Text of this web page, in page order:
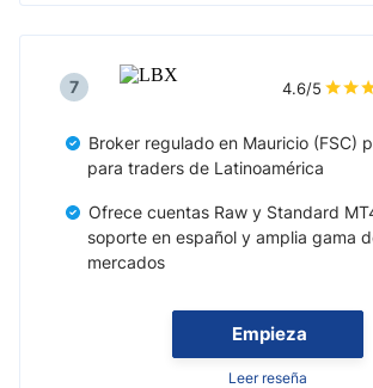
Empieza
Leer reseña
7 4.6/5
Broker regulado en Mauricio (FSC)
para traders de Latinoamérica
Ofrece cuentas Raw y Standard
soporte en español y amplia gama
mercados